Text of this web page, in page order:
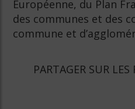
Européenne, du Plan
des communes et des
commune et
PARTAGER SUR LES